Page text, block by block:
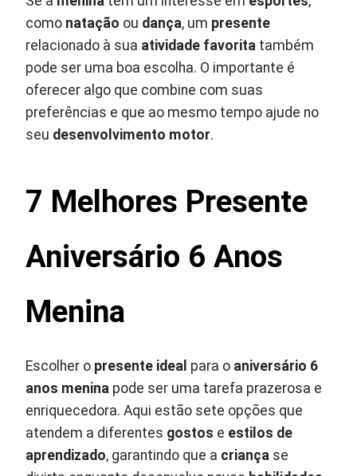
como natação ou dança, um presente
relacionado à sua atividade favorita também
pode ser uma boa escolha. O importante é
oferecer algo que combine com suas
preferências e que ao mesmo tempo ajude no
seu desenvolvimento motor.
7 Melhores Presente
Aniversário 6 Anos
Menina
Escolher o presente ideal para o aniversário 6
anos menina pode ser uma tarefa prazerosa e
enriquecedora. Aqui estão sete opções que
atendem a diferentes gostos e estilos de
aprendizado, garantindo que a criança se